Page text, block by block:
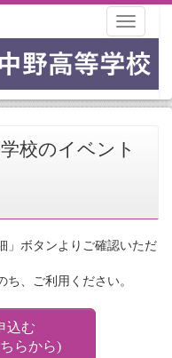
Toggle
校のイベント
」ボタンよりご確認いただ
ち、ご利用ください。
込む
らから)